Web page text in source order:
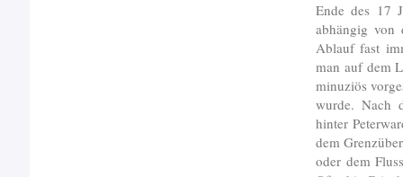
Ende des 17
abhängig von
Ablauf fast
man auf dem
minuziös
wurde. Nach
hinter
dem
oder dem